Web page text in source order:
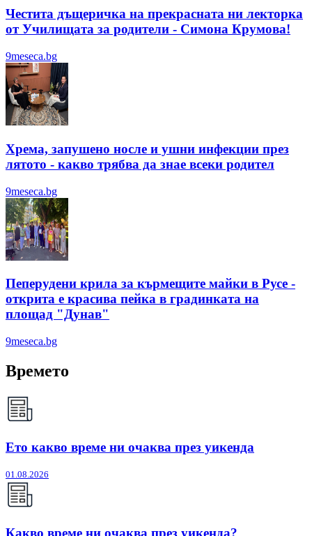
Честита дъщеричка на прекрасната ни лекторка
от Училищата за родители - Симона Крумова!
9meseca.bg
Хрема, запушено носле и ушни инфекции през
лятотo - какво трябва да знае всеки родител
9meseca.bg
Пеперудени крила за кърмещите майки в Русе -
открита е красива пейка в градинката на
площад "Дунав"
9meseca.bg
Времето
Ето какво време ни очаква през уикенда
01.08.2026
Какво време ни очаква през уикенда?